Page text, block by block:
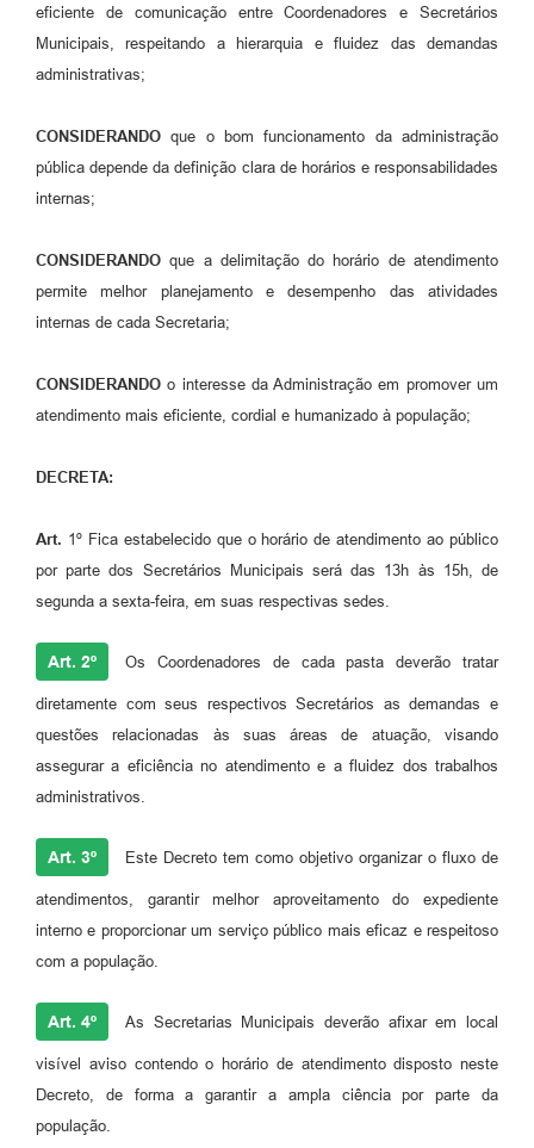
eficiente de comunicação entre Coordenadores e Secretários
Municipais, respeitando a hierarquia e fluidez das demandas
administrativas;
CONSIDERANDOque o bom funcionamento da administração
pública depende da definição clara de horários e responsabilidades
internas;
CONSIDERANDOque a delimitação do horário de atendimento
permite melhor planejamento e desempenho das atividades
internas de cada Secretaria;
CONSIDERANDOo interesse da Administração em promover um
atendimento mais eficiente, cordial e humanizado à população;
DECRETA:
Art. 1º Fica estabelecido que o horário de atendimento ao público
por parte dos Secretários Municipais será das 13h às 15h, de
segunda a sexta-feira, em suas respectivas sedes.
Art. 2º Os Coordenadores de cada pasta deverão tratar
diretamente com seus respectivos Secretários as demandas e
questões relacionadas às suas áreas de atuação, visando
assegurar a eficiência no atendimento e a fluidez dos trabalhos
administrativos.
Art. 3º Este Decreto tem como objetivo organizar o fluxo de
atendimentos, garantir melhor aproveitamento do expediente
interno e proporcionar um serviço público mais eficaz e respeitoso
com a população.
Art. 4º As Secretarias Municipais deverão afixar em local
visível aviso contendo o horário de atendimento disposto neste
Decreto, de forma a garantir a ampla ciência por parte da
população.